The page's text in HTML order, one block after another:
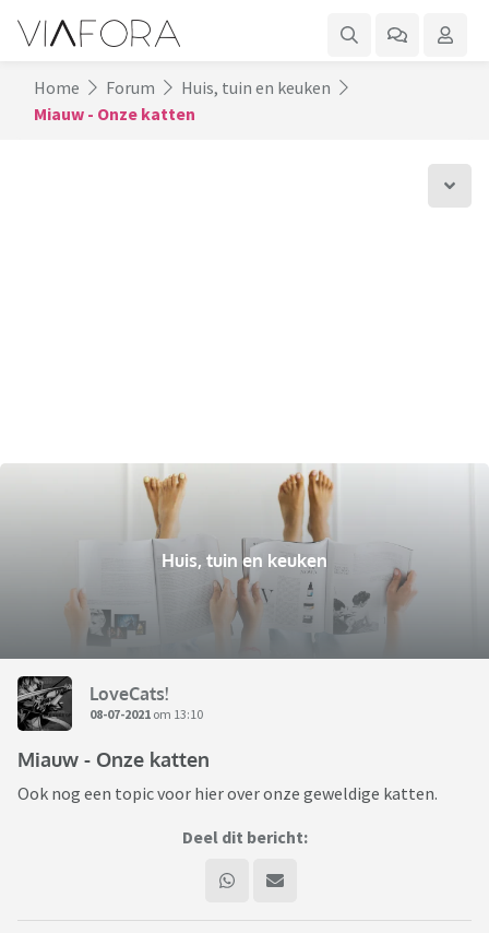
Home Forum
Huis, tuin en keuken
Miauw - Onze katten
Huis, tuin en keuken
LoveCats!
08-07-2021 om 13:10
Miauw - Onze katten
Ook nog een topic voor hier over onze geweldige katten.
Deel dit bericht: